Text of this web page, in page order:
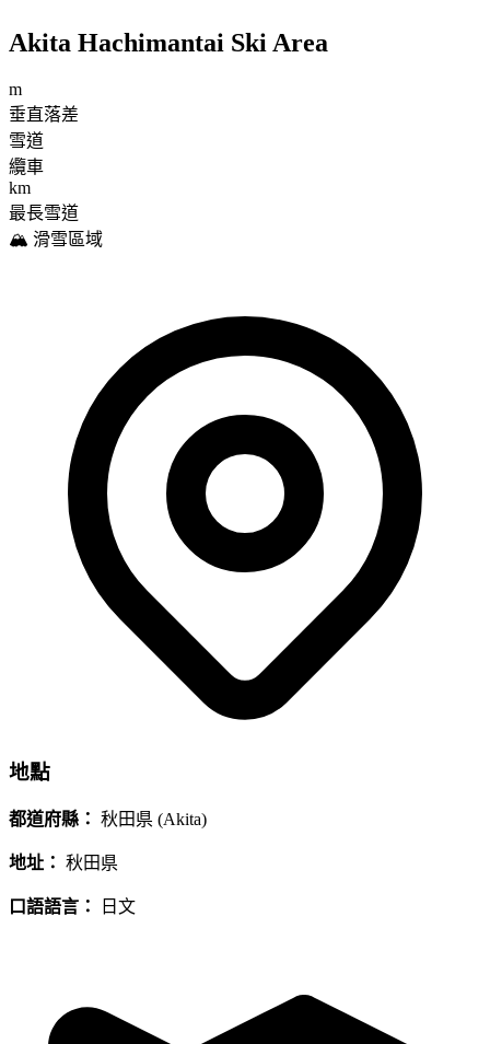
Akita Hachimantai Ski Area
m
垂直落差
雪道
纜車
km
最長雪道
🏔️ 滑雪區域
地點
都道府縣： 秋田県 (Akita)
地址： 秋田県
口語語言： 日文